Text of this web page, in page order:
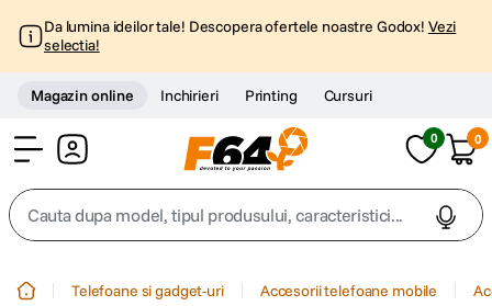
Da lumina ideilor tale! Descopera ofertele noastre Godox! Vezi
selectia!
Magazin online Inchirieri Printing Cursuri
0 0
Cauta dupa model, tipul produsului, caracteristici...
Telefoane si gadget-uri Accesorii telefoane mobile